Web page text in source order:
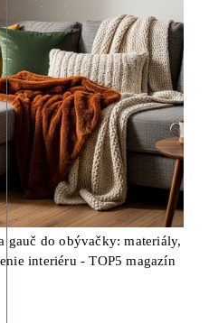
do obývačky: materiály,
interiéru - TOP5 magazín